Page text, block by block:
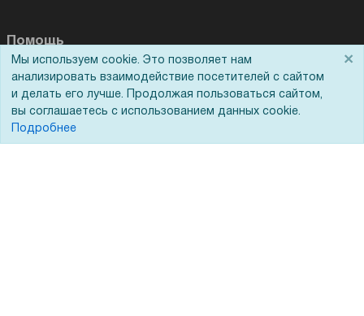
Помощь
Вопрос-ответ
Гарантии и возврат
Мы используем cookie. Это позволяет нам
анализировать взаимодействие посетителей с сайтом
и делать его лучше. Продолжая пользоваться сайтом,
вы соглашаетесь с использованием данных cookie.
Подробнее
×